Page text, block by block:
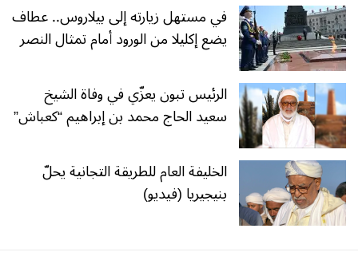
في مستهل زيارته إلى بيلاروس.. عطاف
يضع إكليلا من الورود أمام تمثال النصر
الرئيس تبون يعزّي في وفاة الشيخ
سعيد الحاج محمد بن إبراهيم “كعباش”
الخليفة العام للطريقة التجانية يحلّ
بنيجيريا (فيديو)